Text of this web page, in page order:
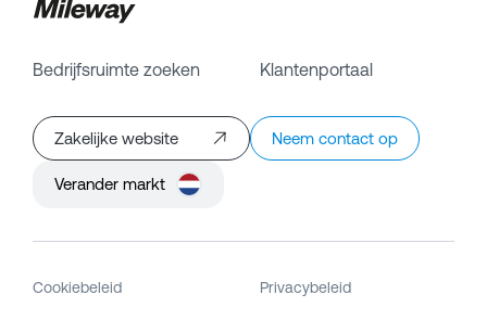
Bedrijfsruimte zoeken Klantenportaal
Zakelijke website Neem contact op
Verander markt
Cookiebeleid Privacybeleid